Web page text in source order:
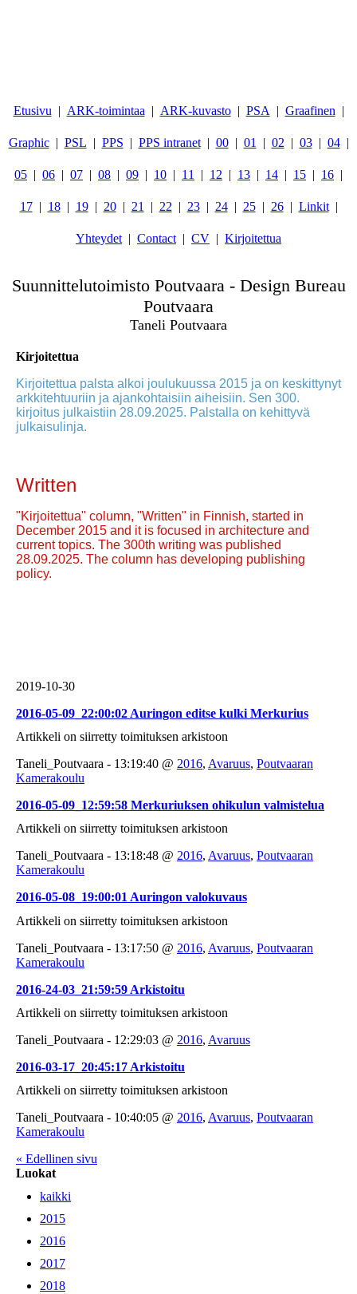
Etusivu ARK-toimintaa ARK-kuvasto PSA Graafinen
Graphic PSL PPS PPS intranet 00 01 02 03 04
05 06 07 08 09 10 11 12 13 14 15 16
17 18 19 20 21 22 23 24 25 26 Linkit
Yhteydet Contact CV Kirjoitettua
Suunnittelutoimisto Poutvaara - Design Bureau
Poutvaara
Taneli Poutvaara
Kirjoitettua
Kirjoitettua palsta alkoi joulukuussa 2015 ja on keskittynyt
arkkitehtuuriin ja ajankohtaisiin aiheisiin. Sen 300.
kirjoitus julkaistiin 28.09.2025. Palstalla on kehittyvä
julkaisulinja.
Written
"Kirjoitettua" column, "Written" in Finnish, started in
December 2015 and it is focused in architecture and
current topics. The 300th writing was published
28.09.2025. The column has developing publishing
policy.
2019-10-30
2016-05-09_22:00:02 Auringon editse kulki Merkurius
Artikkeli on siirretty toimituksen arkistoon
Taneli_Poutvaara - 13:19:40 @ 2016, Avaruus, Poutvaaran
Kamerakoulu
2016-05-09_12:59:58 Merkuriuksen ohikulun valmistelua
Artikkeli on siirretty toimituksen arkistoon
Taneli_Poutvaara - 13:18:48 @ 2016, Avaruus, Poutvaaran
Kamerakoulu
2016-05-08_19:00:01 Auringon valokuvaus
Artikkeli on siirretty toimituksen arkistoon
Taneli_Poutvaara - 13:17:50 @ 2016, Avaruus, Poutvaaran
Kamerakoulu
2016-24-03_21:59:59 Arkistoitu
Artikkeli on siirretty toimituksen arkistoon
Taneli_Poutvaara - 12:29:03 @ 2016, Avaruus
2016-03-17_20:45:17 Arkistoitu
Artikkeli on siirretty toimituksen arkistoon
Taneli_Poutvaara - 10:40:05 @ 2016, Avaruus, Poutvaaran
Kamerakoulu
« Edellinen sivu
Luokat
kaikki
2015
2016
2017
2018